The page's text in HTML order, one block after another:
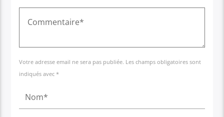
Votre adresse email ne sera pas publiée. Les champs obligatoires sont
indiqués avec *